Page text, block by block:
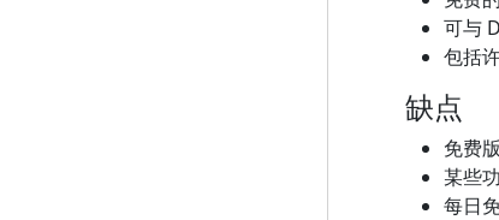
可与
包括
缺点
免费
某些
每日